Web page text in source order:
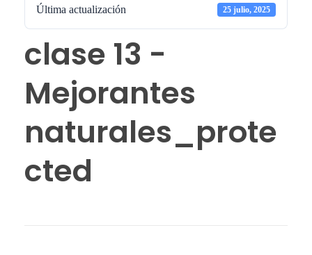
Última actualización 25 julio, 2025
clase 13 -
Mejorantes
naturales_prote
cted